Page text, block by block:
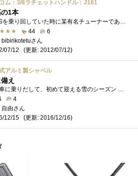
ム：3/8ラチェットハンドル：J161
1本
FC3Sを乗り回していた時に某有名チューナーである師から頂いた思いでのラチェットどの車でも同じですがけっこうアクロバティックに手を侵入さ�...
44
6
bibirikotetuさん
07/12
(更新: 2012/07/12)
アルミ製シャベル
え
娘が車に乗りだして、初めて迎える雪のシーズン こちらでは、車にスコップを載せておくことは常識です。駐車場から出る際に、車の前に積もっ...
4
自由さん
12/15
(更新: 2016/12/16)